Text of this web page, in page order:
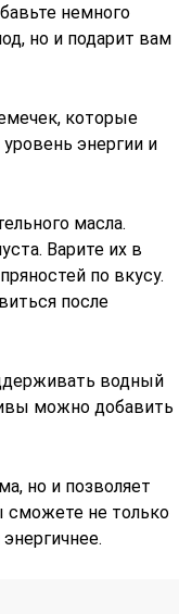
немного
но и подарит вам
которые
энергии и
масла.
Варите их в
по вкусу.
после
водный
можно добавить
но и позволяет
сможете не только